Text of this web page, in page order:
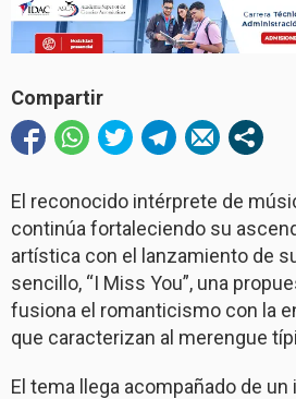
Compartir
El reconocido intérprete de
continúa fortaleciendo su
artística con el lanzamiento de
sencillo, “I Miss You”, una
fusiona el romanticismo con la
que caracterizan al merengue
El tema llega acompañado de